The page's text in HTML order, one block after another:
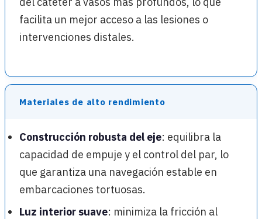
facilita un mejor acceso a las lesiones o
intervenciones distales.
Materiales de alto rendimiento
Construcción robusta del eje: equilibra la
capacidad de empuje y el control del par, lo
que garantiza una navegación estable en
embarcaciones tortuosas.
Luz interior suave: minimiza la fricción al